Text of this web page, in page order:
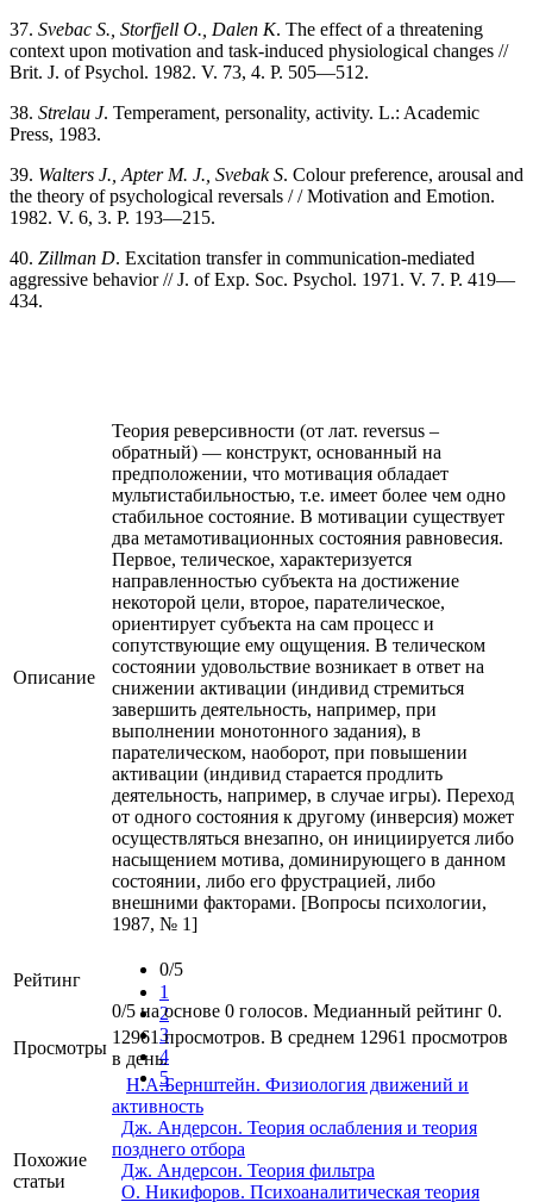
37. Svebac S., Storfjell O., Dalen K. The effect of a threatening
context upon motivation and task-induced physiological changes //
Brit. J. of Psychol. 1982. V. 73, 4. P. 505—512.
38. Strelau J. Temperament, personality, activity. L.: Academic
Press, 1983.
39. Walters J., Apter M. J., Svebak S. Colour preference, arousal and
the theory of psychological reversals / / Motivation and Emotion.
1982. V. 6, 3. P. 193—215.
40. Zillman D. Excitation transfer in communication-mediated
aggressive behavior // J. of Exp. Soc. Psychol. 1971. V. 7. P. 419—
434.
Описание
Теория реверсивности (от лат. reversus –
обратный) — конструкт, основанный на
предположении, что мотивация обладает
мультистабильностью, т.е. имеет более чем одно
стабильное состояние. В мотивации существует
два метамотивационных состояния равновесия.
Первое, телическое, характеризуется
направленностью субъекта на достижение
некоторой цели, второе, парателическое,
ориентирует субъекта на сам процесс и
сопутствующие ему ощущения. В телическом
состоянии удовольствие возникает в ответ на
снижении активации (индивид стремиться
завершить деятельность, например, при
выполнении монотонного задания), в
парателическом, наоборот, при повышении
активации (индивид старается продлить
деятельность, например, в случае игры). Переход
от одного состояния к другому (инверсия) может
осуществляться внезапно, он инициируется либо
насыщением мотива, доминирующего в данном
состоянии, либо его фрустрацией, либо
внешними факторами. [Вопросы психологии,
1987, № 1]
Рейтинг
0/5
1
2
3
4
5
0/5 на основе 0 голосов. Медианный рейтинг 0.
Просмотры
12961 просмотров. В среднем 12961 просмотров
в день.
Похожие
статьи
Н.А.Бернштейн. Физиология движений и
активность
Дж. Андерсон. Теория ослабления и теория
позднего отбора
Дж. Андерсон. Теория фильтра
О. Никифоров. Психоаналитическая теория